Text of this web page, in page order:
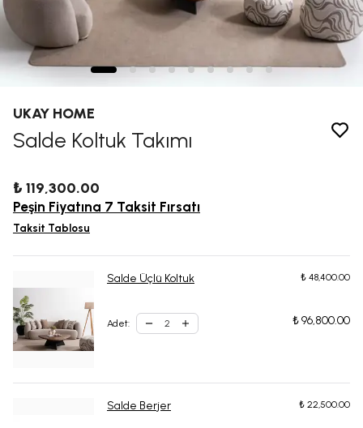
UKAY HOME
Salde Koltuk Takımı
₺ 119,300.00
Peşin Fiyatına 7 Taksit Fırsatı
Taksit Tablosu
Salde Üçlü Koltuk ₺ 48,400.00
Adet: ₺ 96,800.00
Salde Berjer ₺ 22,500.00